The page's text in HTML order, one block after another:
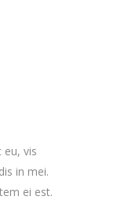
eu, vis
in mei.
ei est.